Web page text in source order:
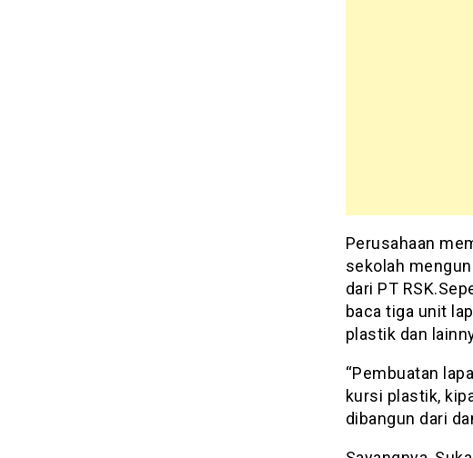
Perusahaan
sekolah
dari PT
baca tiga unit
plastik dan
“Pembuatan
kursi plastik,
dibangun dari